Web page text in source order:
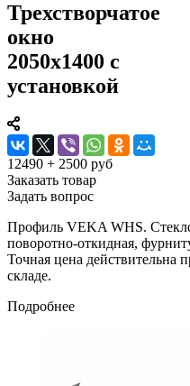
Трехстворчатое
окно
2050x1400 с
установкой
12490 + 2500 руб
Заказать товар
Задать вопрос
Профиль VEKA WHS.
поворотно-откидная,
Точная цена действительна
складе.
Подробнее